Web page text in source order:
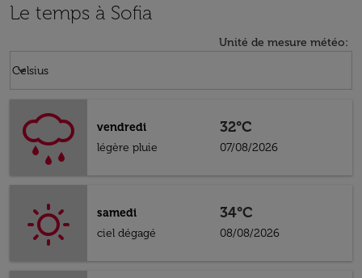
Le temps à Sofia
Unité de mesure météo:
Celsius
keyboard_arrow_down
vendredi
légère pluie
32°C
07/08/2026
samedi
ciel dégagé
34°C
08/08/2026